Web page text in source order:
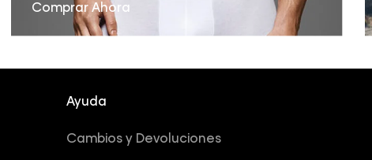
Comprar Ahora
Ayuda
Cambios y Devoluciones